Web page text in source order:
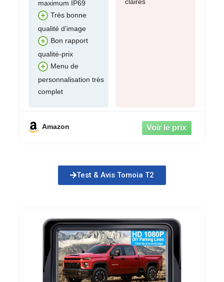
maximum IP69
Très bonne
qualité d’image
Bon rapport
qualité-prix
Menu de
personnalisation très
complet
claires
Amazon
Test & Avis Tomoia T2